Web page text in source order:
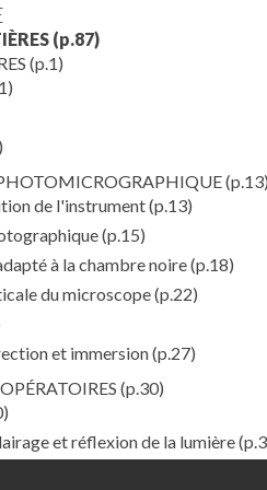
(p.87)
(p.1)
de l'instrument(p.13)
(p.15)
à la chambre noire(p.18)
du microscope(p.22)
et immersion(p.27)
(p.30)
et réflexion de la lumière